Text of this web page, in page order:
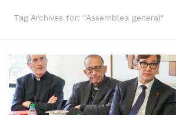
Tag Archives for: "Assemblea general"